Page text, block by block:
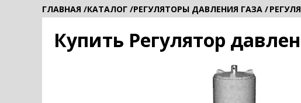
ГЛАВНАЯ /КАТАЛОГ /РЕГУЛЯТОРЫ ДАВЛЕНИЯ ГАЗА /
Купить Регулятор